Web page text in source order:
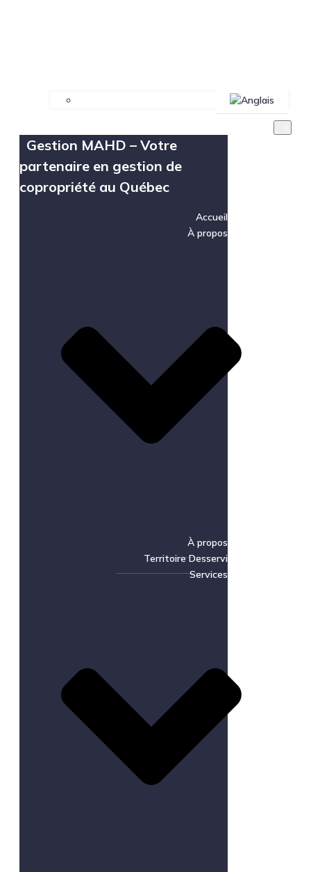
Gestion MAHD – Votre
partenaire en gestion de
copropriété au Québec
Accueil
À propos
À propos
Territoire Desservi
Services